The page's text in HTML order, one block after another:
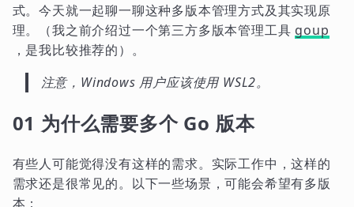
式。今天就一起聊一聊这种多版本管理方式及其实现原
理。（我之前介绍过一个第三方多版本管理工具 goup
，是我比较推荐的）。
注意，Windows 用户应该使用 WSL2。
01 为什么需要多个 Go 版本
有些人可能觉得没有这样的需求。实际工作中，这样的
需求还是很常见的。以下一些场景，可能会希望有多版
本：